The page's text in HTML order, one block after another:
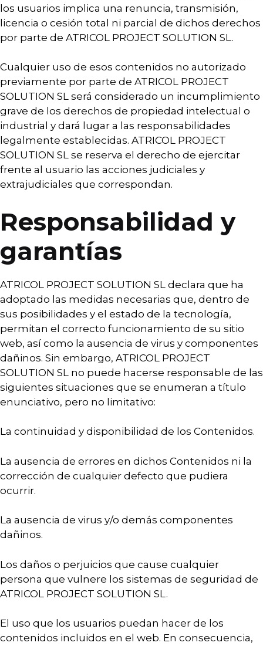
los usuarios implica una renuncia, transmisión,
licencia o cesión total ni parcial de dichos derechos
por parte de ATRICOL PROJECT SOLUTION SL.
Cualquier uso de esos contenidos no autorizado
previamente por parte de ATRICOL PROJECT
SOLUTION SL será considerado un incumplimiento
grave de los derechos de propiedad intelectual o
industrial y dará lugar a las responsabilidades
legalmente establecidas. ATRICOL PROJECT
SOLUTION SL se reserva el derecho de ejercitar
frente al usuario las acciones judiciales y
extrajudiciales que correspondan.
Responsabilidad y
garantías
ATRICOL PROJECT SOLUTION SL declara que ha
adoptado las medidas necesarias que, dentro de
sus posibilidades y el estado de la tecnología,
permitan el correcto funcionamiento de su sitio
web, así como la ausencia de virus y componentes
dañinos. Sin embargo, ATRICOL PROJECT
SOLUTION SL no puede hacerse responsable de las
siguientes situaciones que se enumeran a título
enunciativo, pero no limitativo:
La continuidad y disponibilidad de los Contenidos.
La ausencia de errores en dichos Contenidos ni la
corrección de cualquier defecto que pudiera
ocurrir.
La ausencia de virus y/o demás componentes
dañinos.
Los daños o perjuicios que cause cualquier
persona que vulnere los sistemas de seguridad de
ATRICOL PROJECT SOLUTION SL.
El uso que los usuarios puedan hacer de los
contenidos incluidos en el web. En consecuencia,